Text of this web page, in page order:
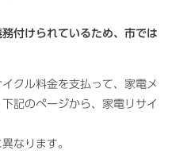
付けられているため、市では
クル料金を支払って、家電メ
記のページから、家電リサイ
なります。